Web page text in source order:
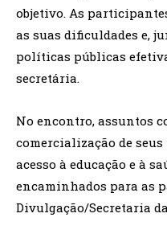
objetivo. As
as suas dificuldades e,
políticas públicas
secretária.
No encontro, assuntos
comercialização de
acesso à educação e à
encaminhados para as
Divulgação/Secretaria